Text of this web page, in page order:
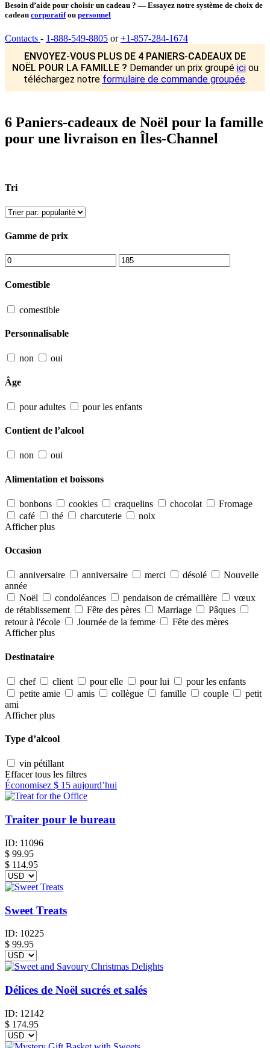
Besoin d’aide pour choisir un cadeau ? — Essayez notre système de choix de
cadeau corporatifou personnel
Contacts - 1-888-549-8805 or+1-857-284-1674
ENVOYEZ-VOUS PLUS DE 4 PANIERS-CADEAUX DE
NOËL POUR LA FAMILLE ? Demander un prix groupé iciou
téléchargez notre formulaire de commande groupée.
6 Paniers-cadeaux de Noël pour la famille
pour une livraison en Îles-Channel
Tri
Gamme de prix
Comestible
comestible
Personnalisable
non oui
Âge
pour adultes pour les enfants
Contient de l’alcool
non oui
Alimentation et boissons
bonbons cookies craquelins chocolat
Fromage
café
thé charcuterie
noix
Afficher plus
Occasion
anniversaire anniversaire merci désolé
Nouvelle
année
Noël
condoléances pendaison de crémaillère
vœux
de rétablissement
Fête des pères Marriage
Pâques
retour à l'école
Journée de la femme
Fête des mères
Afficher plus
Destinataire
chef client pour elle pour lui
pour les enfants
petite amie
amis collègue famille couple
petit
ami
Afficher plus
Type d’alcool
vin pétillant
Effacer tous les filtres
Économisez $ 15 aujourd’hui
Traiter pour le bureau
ID: 11096
$ 99.95
$ 114.95
Sweet Treats
ID: 10225
$ 99.95
Délices de Noël sucrés et salés
ID: 12142
$ 174.95